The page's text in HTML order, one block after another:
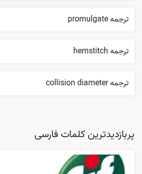
ترجمه promulgate
ترجمه hemstitch
ترجمه collision diameter
پربازدیدترین کلمات فارسی